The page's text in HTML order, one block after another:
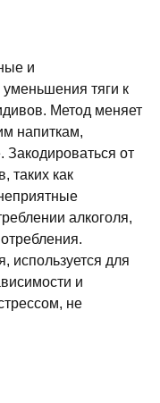
и
тяги к
Метод меняет
напиткам,
от
таких как
алкоголя,
используется для
и
не